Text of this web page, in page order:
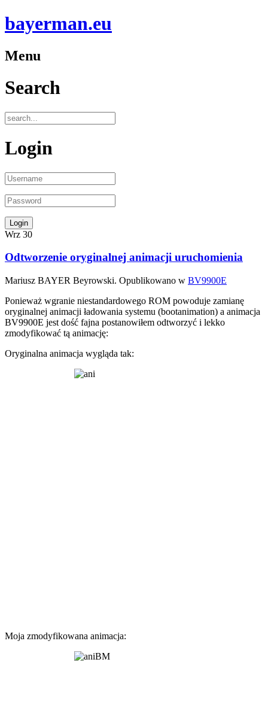
bayerman.eu
Menu
Search
Login
Wrz 30
Odtworzenie oryginalnej animacji uruchomienia
Mariusz BAYER Beyrowski. Opublikowano w BV9900E
Ponieważ wgranie niestandardowego ROM powoduje zamianę
oryginalnej animacji ładowania systemu (bootanimation) a animacja
BV9900E jest dość fajna postanowiłem odtworzyć i lekko
zmodyfikować tą animację:
Oryginalna animacja wygląda tak:
Moja zmodyfikowana animacja: